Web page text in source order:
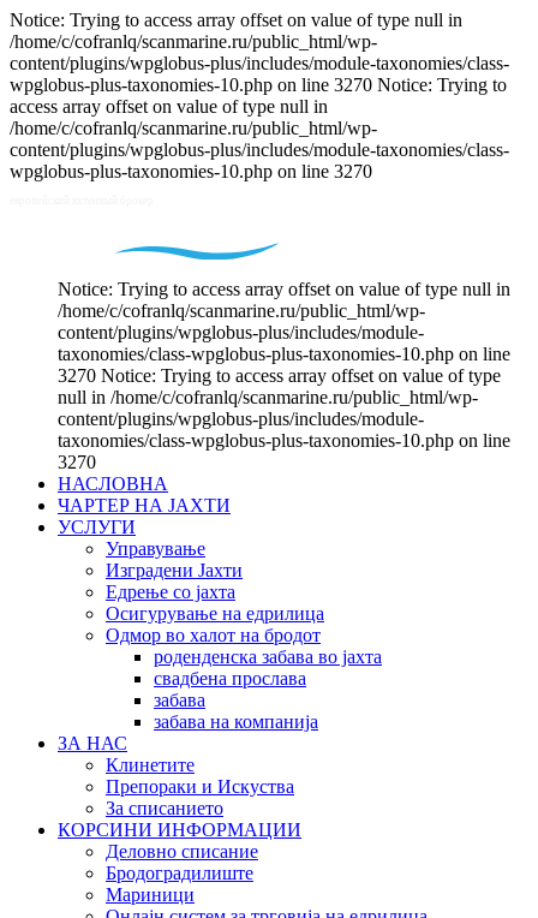
Notice: Trying to access array offset on value of type null in
/home/c/cofranlq/scanmarine.ru/public_html/wp-
content/plugins/wpglobus-plus/includes/module-taxonomies/class-
wpglobus-plus-taxonomies-10.php on line 3270 Notice: Trying to
access array offset on value of type null in
/home/c/cofranlq/scanmarine.ru/public_html/wp-
content/plugins/wpglobus-plus/includes/module-taxonomies/class-
wpglobus-plus-taxonomies-10.php on line 3270
Notice: Trying to access array offset on value of type null in
/home/c/cofranlq/scanmarine.ru/public_html/wp-
content/plugins/wpglobus-plus/includes/module-
taxonomies/class-wpglobus-plus-taxonomies-10.php on line
3270 Notice: Trying to access array offset on value of type
null in /home/c/cofranlq/scanmarine.ru/public_html/wp-
content/plugins/wpglobus-plus/includes/module-
taxonomies/class-wpglobus-plus-taxonomies-10.php on line
3270
НАСЛОВНА
ЧАРТЕР НА ЈАХТИ
УСЛУГИ
Управување
Изградени Јахти
Едрење со јахта
Осигурување на едрилица
Oдмор во халот на бродот
роденденска забава во јахта
свадбена прослава
забава
забава на компанија
ЗА НАС
Клинетите
Препораки и Искуства
За списанието
КОРСИНИ ИНФОРМАЦИИ
Деловно списание
Бродоградилиште
Мариници